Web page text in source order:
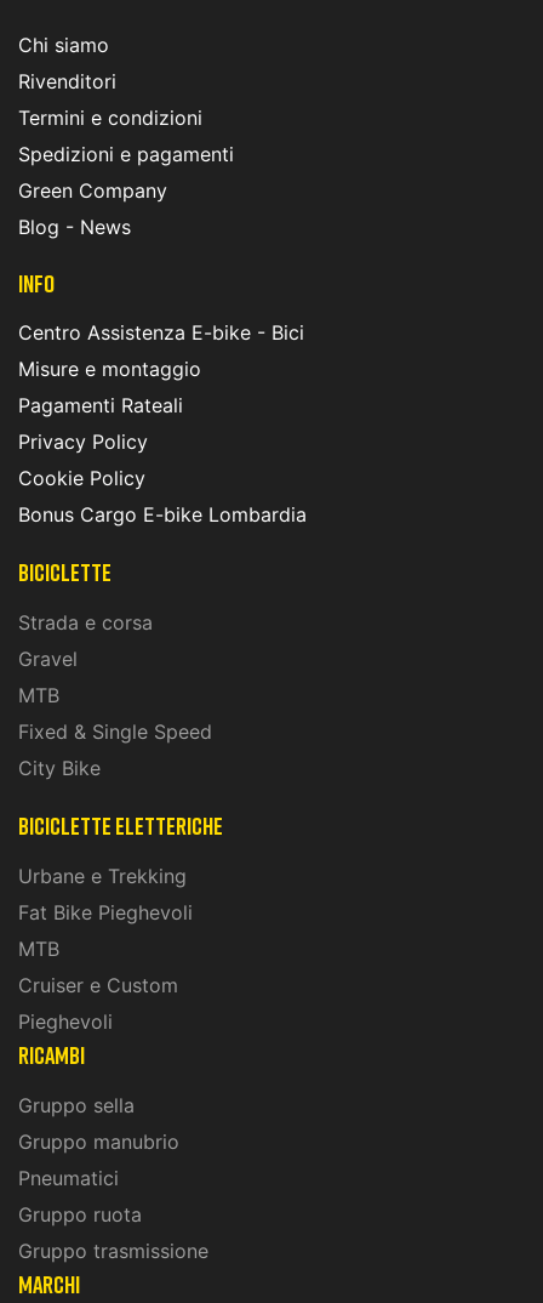
Chi siamo
Rivenditori
Termini e condizioni
Spedizioni e pagamenti
Green Company
Blog - News
INFO
Centro Assistenza E-bike - Bici
Misure e montaggio
Pagamenti Rateali
Privacy Policy
Cookie Policy
Bonus Cargo E-bike Lombardia
Biciclette
Strada e corsa
Gravel
MTB
Fixed & Single Speed
City Bike
biciclette eletteriche
Urbane e Trekking
Fat Bike Pieghevoli
MTB
Cruiser e Custom
Pieghevoli
ricambi
Gruppo sella
Gruppo manubrio
Pneumatici
Gruppo ruota
Gruppo trasmissione
marchi